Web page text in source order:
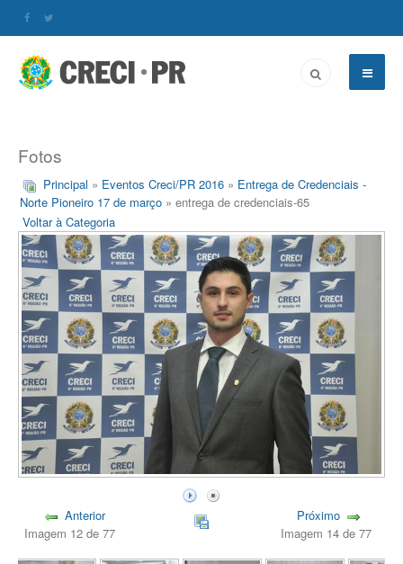
Fotos
Principal » Eventos Creci/PR 2016 » Entrega de Credenciais -
Norte Pioneiro 17 de março » entrega de credenciais-65
Voltar à Categoria
Anterior
Imagem 12 de 77
Próximo
Imagem 14 de 77